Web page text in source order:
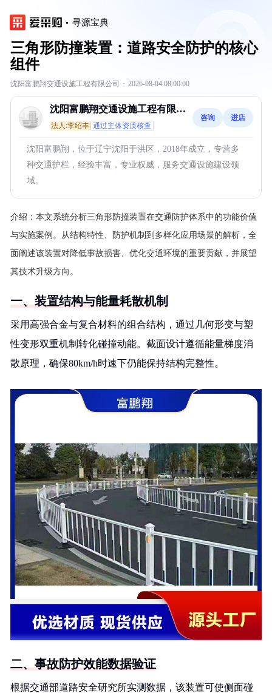
寻源宝典
三角形防撞装置：道路安全防护的核心
组件
沈阳富鹏翔交通设施工程有限公司 · 2026-08-04 08:00:00
沈阳富鹏翔交通设施工程有限公
司
法人:李绍丰 通过主体资质核查
咨询 进店
沈阳富鹏翔，位于辽宁沈阳于洪区，2018年成立，专营多
种交通护栏，经验丰富，专业权威，服务交通设施建设领
域。
介绍： 本文系统分析三角形防撞装置在交通防护体系中的功能价值
与实施案例。从结构特性、防护机制到多样化应用场景的解析，全
面阐述该装置对降低事故损害、优化交通环境的重要贡献，并展望
其技术升级方向。
一、装置结构与能量耗散机制
采用高强合金与复合材料的组合结构，通过几何形变与塑
性变形双重机制转化碰撞动能。截面设计遵循能量梯度消
散原理，确保80km/h时速下仍能保持结构完整性。
二、事故防护效能数据验证
根据交通部道路安全研究所实测数据，该装置可使侧面碰